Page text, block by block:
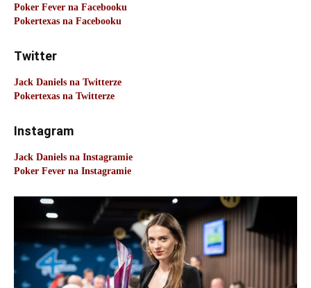
Poker Fever na Facebooku
Pokertexas na Facebooku
Twitter
Jack Daniels na Twitterze
Pokertexas na Twitterze
Instagram
Jack Daniels na Instagramie
Poker Fever na Instagramie